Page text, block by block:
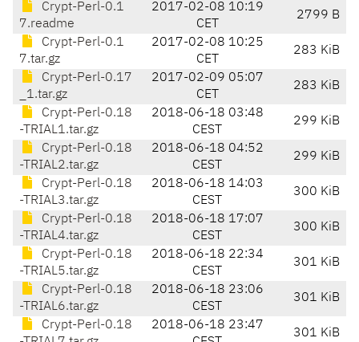
Crypt-Perl-0.1
7.readme
2017-02-08 10:19
CET
2799 B
Crypt-Perl-0.1
7.tar.gz
2017-02-08 10:25
CET
283 KiB
Crypt-Perl-0.17
_1.tar.gz
2017-02-09 05:07
CET
283 KiB
Crypt-Perl-0.18
-TRIAL1.tar.gz
2018-06-18 03:48
CEST
299 KiB
Crypt-Perl-0.18
-TRIAL2.tar.gz
2018-06-18 04:52
CEST
299 KiB
Crypt-Perl-0.18
-TRIAL3.tar.gz
2018-06-18 14:03
CEST
300 KiB
Crypt-Perl-0.18
-TRIAL4.tar.gz
2018-06-18 17:07
CEST
300 KiB
Crypt-Perl-0.18
-TRIAL5.tar.gz
2018-06-18 22:34
CEST
301 KiB
Crypt-Perl-0.18
-TRIAL6.tar.gz
2018-06-18 23:06
CEST
301 KiB
Crypt-Perl-0.18
2018-06-18 23:47
301 KiB